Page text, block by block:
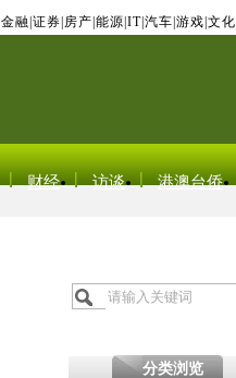
金融 证券 房产 能源 IT| 汽车 游戏 文化
财经 访谈 港澳台侨
分类浏览